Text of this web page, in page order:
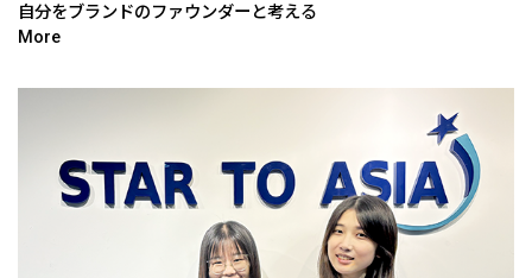
自分をブランドのファウンダーと考える
More